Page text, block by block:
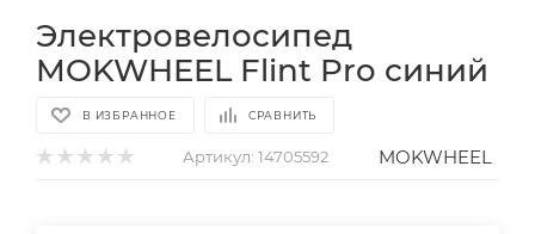
Электровелосипед
MOKWHEEL Flint Pro синий
В ИЗБРАННОЕ СРАВНИТЬ
Артикул: 14705592 MOKWHEEL